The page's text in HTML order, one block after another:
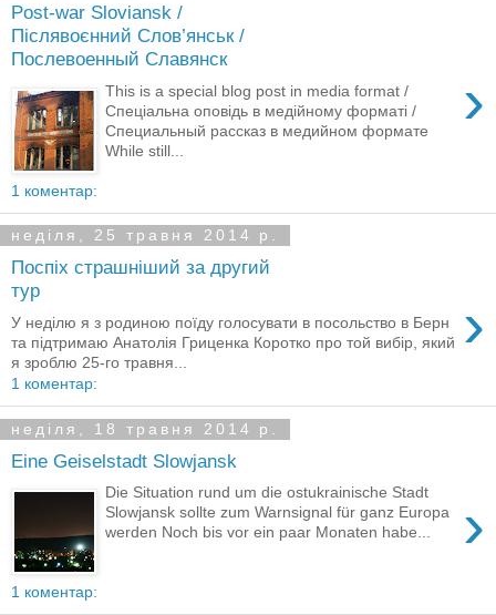
Post-war Sloviansk /
Післявоєнний Слов’янськ /
Послевоенный Славянск
›
This is a special blog post in media format /
Спеціальна оповідь в медійному форматі /
Специальный рассказ в медийном формате
While still...
1 коментар:
неділя, 25 травня 2014 р.
Поспіх страшніший за другий
тур
›
У неділю я з родиною поїду голосувати в посольство в Берн
та підтримаю Анатолія Гриценка Коротко про той вибір, який
я зроблю 25-го травня...
1 коментар:
неділя, 18 травня 2014 р.
Eine Geiselstadt Slowjansk
›
Die Situation rund um die ostukrainische Stadt
Slowjansk sollte zum Warnsignal für ganz Europa
werden Noch bis vor ein paar Monaten habe...
1 коментар: